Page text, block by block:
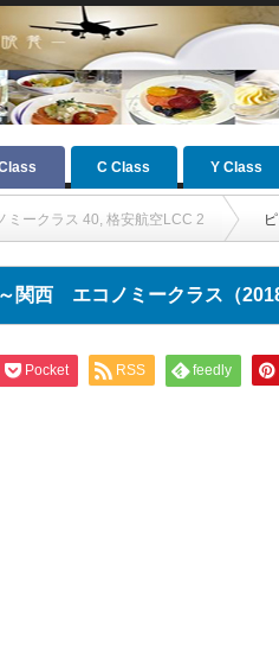
C Class Y Class
ミークラス 40, 格安航空LCC 2
関西 エコノミークラス（
Pocket RSS feedly